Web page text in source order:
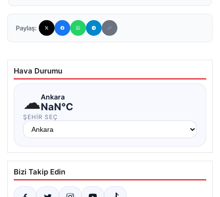
Paylaş:
Hava Durumu
☁Ankara
NaN°C
ŞEHIR SEÇ
Bizi Takip Edin